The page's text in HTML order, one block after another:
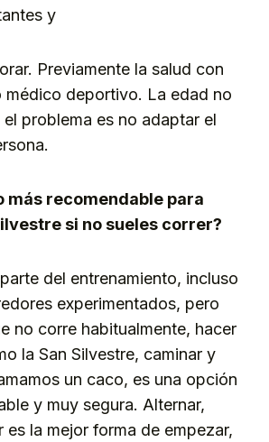
y
Previamente la salud con
médico deportivo. La edad no
problema es no adaptar el
más recomendable para
si no sueles correr?
del entrenamiento, incluso
experimentados, pero
no corre habitualmente, hacer
la San Silvestre, caminar y
un caco, es una opción
y muy segura. Alternar,
es la mejor forma de empezar,